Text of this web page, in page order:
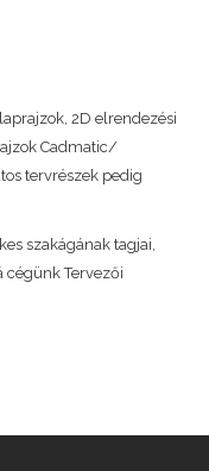
2D elrendezési
Cadmatic/
tervrészek pedig
szakágának tagjai,
cégünk Tervezői